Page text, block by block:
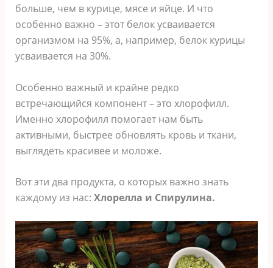
больше, чем в курице, мясе и яйце. И что
особенно важно – этот белок усваивается
организмом на 95%, а, например, белок курицы
усваивается на 30%.
Особенно важный и крайне редко
встречающийся компонент – это хлорофилл.
Именно хлорофилл помогает нам быть
активными, быстрее обновлять кровь и ткани,
выглядеть красивее и моложе.
Вот эти два продукта, о которых важно знать
каждому из нас: Хлорелла и Спирулина.